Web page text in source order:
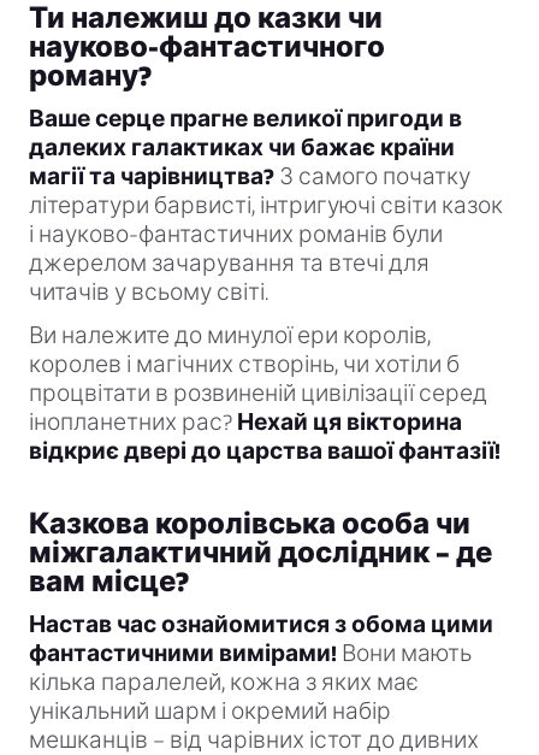
Ти належиш до казки чи
науково-фантастичного
роману?
Ваше серце прагне великої пригоди в
далеких галактиках чи бажає країни
магії та чарівництва? З самого початку
літератури барвисті, інтригуючі світи казок
і науково-фантастичних романів були
джерелом зачарування та втечі для
читачів у всьому світі.
Ви належите до минулої ери королів,
королев і магічних створінь, чи хотіли б
процвітати в розвиненій цивілізації серед
інопланетних рас? Нехай ця вікторина
відкриє двері до царства вашої фантазії!
Казкова королівська особа чи
міжгалактичний дослідник – де
вам місце?
Настав час ознайомитися з обома цими
фантастичними вимірами! Вони мають
кілька паралелей, кожна з яких має
унікальний шарм і окремий набір
мешканців – від чарівних істот до дивних